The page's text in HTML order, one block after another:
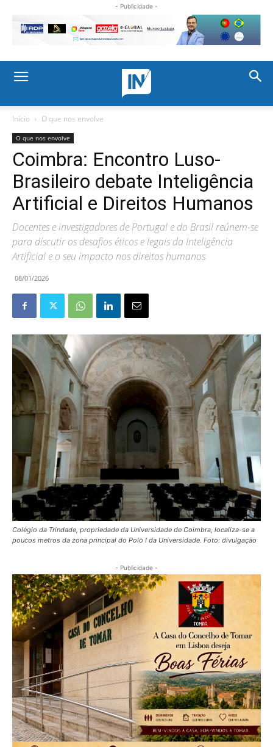
- Publicidade -
Início O que nos envolve
O que nos envolve
Coimbra: Encontro Luso-
Brasileiro debate Inteligência
Artificial e Direitos Humanos
Docentes e investigadores de Portugal e do Brasil reúnem-se
para discutir os desafios éticos e legais da Inteligência
Artificial e o seu impacto nos direitos humanos
08/01/2026
Colégio da Trindade, propriedade da Universidade de Coimbra, localiza-se a
poucos metros da zona principal do Polo I da Universidade. Foto: divulgação
- Publicidade -